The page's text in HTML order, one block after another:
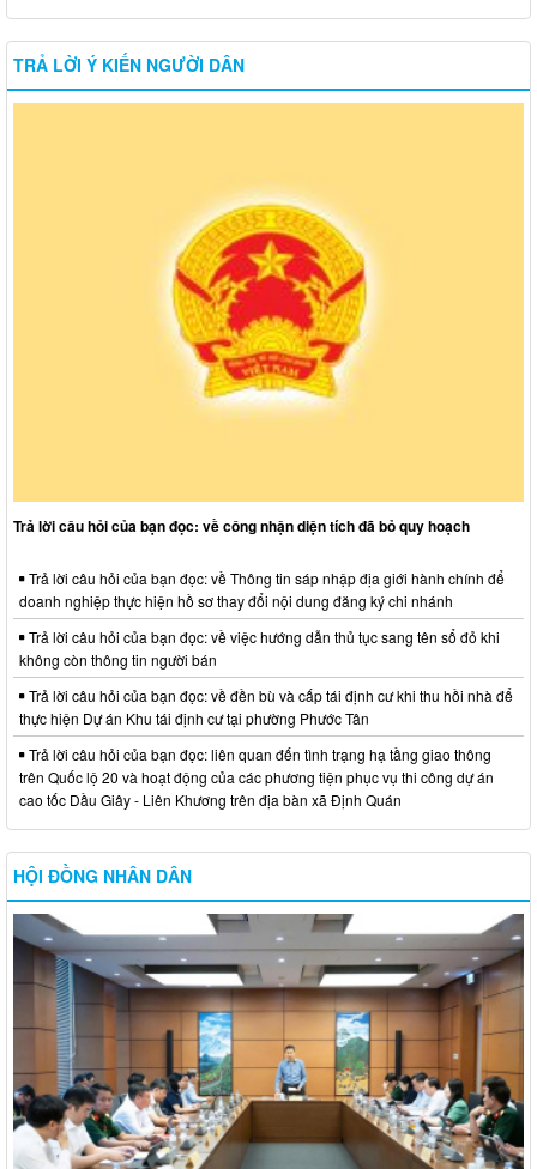
TRẢ LỜI Ý KIẾN NGƯỜI DÂN
Trả lời câu hỏi của bạn đọc: về công nhận diện tích đã bỏ quy hoạch
Trả lời câu hỏi của bạn đọc: về Thông tin sáp nhập địa giới hành chính để
doanh nghiệp thực hiện hồ sơ thay đổi nội dung đăng ký chi nhánh
Trả lời câu hỏi của bạn đọc: về việc hướng dẫn thủ tục sang tên sổ đỏ khi
không còn thông tin người bán
Trả lời câu hỏi của bạn đọc: về đền bù và cấp tái định cư khi thu hồi nhà để
thực hiện Dự án Khu tái định cư tại phường Phước Tân
Trả lời câu hỏi của bạn đọc: liên quan đến tình trạng hạ tầng giao thông
trên Quốc lộ 20 và hoạt động của các phương tiện phục vụ thi công dự án
cao tốc Dầu Giây - Liên Khương trên địa bàn xã Định Quán
HỘI ĐỒNG NHÂN DÂN